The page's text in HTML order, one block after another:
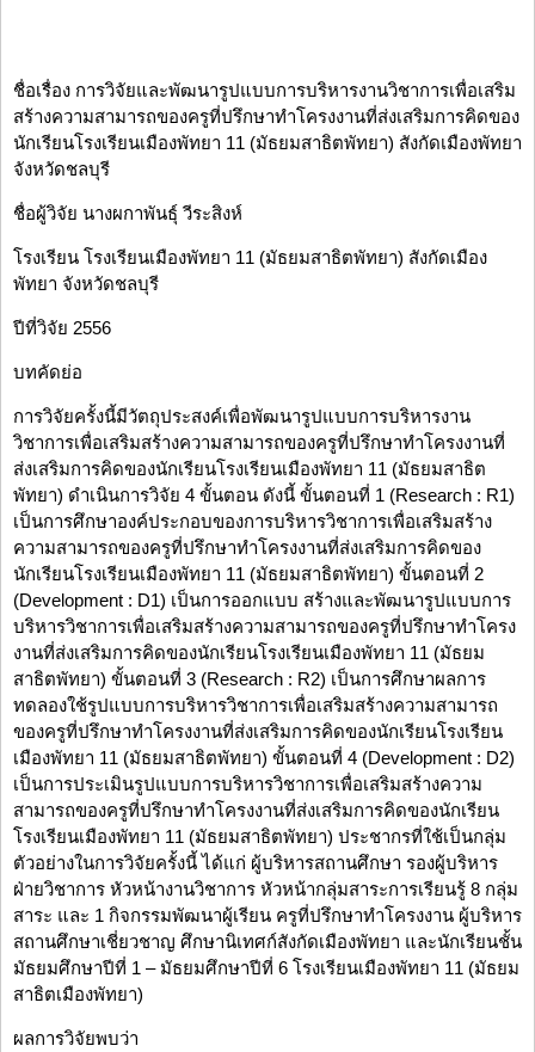
ชื่อเรื่อง การวิจัยและพัฒนารูปแบบการบริหารงานวิชาการเพื่อเสริม
สร้างความสามารถของครูที่ปรึกษาทำโครงงานที่ส่งเสริมการคิดของ
นักเรียนโรงเรียนเมืองพัทยา 11 (มัธยมสาธิตพัทยา) สังกัดเมืองพัทยา
จังหวัดชลบุรี
ชื่อผู้วิจัย นางผกาพันธุ์ วีระสิงห์
โรงเรียน โรงเรียนเมืองพัทยา 11 (มัธยมสาธิตพัทยา) สังกัดเมือง
พัทยา จังหวัดชลบุรี
ปีที่วิจัย 2556
บทคัดย่อ
การวิจัยครั้งนี้มีวัตถุประสงค์เพื่อพัฒนารูปแบบการบริหารงาน
วิชาการเพื่อเสริมสร้างความสามารถของครูที่ปรึกษาทำโครงงานที่
ส่งเสริมการคิดของนักเรียนโรงเรียนเมืองพัทยา 11 (มัธยมสาธิต
พัทยา) ดำเนินการวิจัย 4 ขั้นตอน ดังนี้ ขั้นตอนที่ 1 (Research : R1)
เป็นการศึกษาองค์ประกอบของการบริหารวิชาการเพื่อเสริมสร้าง
ความสามารถของครูที่ปรึกษาทำโครงงานที่ส่งเสริมการคิดของ
นักเรียนโรงเรียนเมืองพัทยา 11 (มัธยมสาธิตพัทยา) ขั้นตอนที่ 2
(Development : D1) เป็นการออกแบบ สร้างและพัฒนารูปแบบการ
บริหารวิชาการเพื่อเสริมสร้างความสามารถของครูที่ปรึกษาทำโครง
งานที่ส่งเสริมการคิดของนักเรียนโรงเรียนเมืองพัทยา 11 (มัธยม
สาธิตพัทยา) ขั้นตอนที่ 3 (Research : R2) เป็นการศึกษาผลการ
ทดลองใช้รูปแบบการบริหารวิชาการเพื่อเสริมสร้างความสามารถ
ของครูที่ปรึกษาทำโครงงานที่ส่งเสริมการคิดของนักเรียนโรงเรียน
เมืองพัทยา 11 (มัธยมสาธิตพัทยา) ขั้นตอนที่ 4 (Development : D2)
เป็นการประเมินรูปแบบการบริหารวิชาการเพื่อเสริมสร้างความ
สามารถของครูที่ปรึกษาทำโครงงานที่ส่งเสริมการคิดของนักเรียน
โรงเรียนเมืองพัทยา 11 (มัธยมสาธิตพัทยา) ประชากรที่ใช้เป็นกลุ่ม
ตัวอย่างในการวิจัยครั้งนี้ ได้แก่ ผู้บริหารสถานศึกษา รองผู้บริหาร
ฝ่ายวิชาการ หัวหน้างานวิชาการ หัวหน้ากลุ่มสาระการเรียนรู้ 8 กลุ่ม
สาระ และ 1 กิจกรรมพัฒนาผู้เรียน ครูที่ปรึกษาทำโครงงาน ผู้บริหาร
สถานศึกษาเชี่ยวชาญ ศึกษานิเทศก์สังกัดเมืองพัทยา และนักเรียนชั้น
มัธยมศึกษาปีที่ 1 – มัธยมศึกษาปีที่ 6 โรงเรียนเมืองพัทยา 11 (มัธยม
สาธิตเมืองพัทยา)
ผลการวิจัยพบว่า